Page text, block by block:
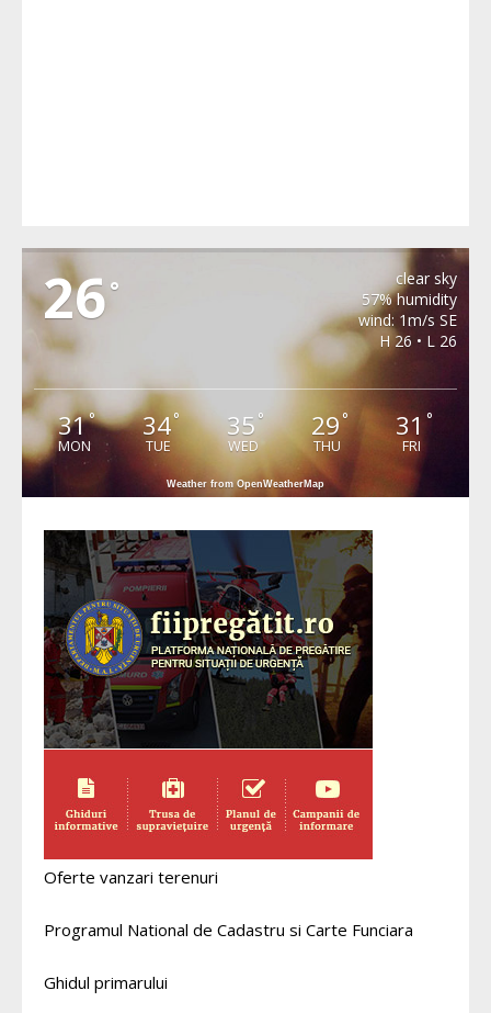
26°
clear sky
57% humidity
wind: 1m/s SE
H 26 • L 26
31°
MON
34°
TUE
35°
WED
29°
THU
31 °
FRI
Weather from OpenWeatherMap
Oferte vanzari terenuri
Programul National de Cadastru si Carte Funciara
Ghidul primarului